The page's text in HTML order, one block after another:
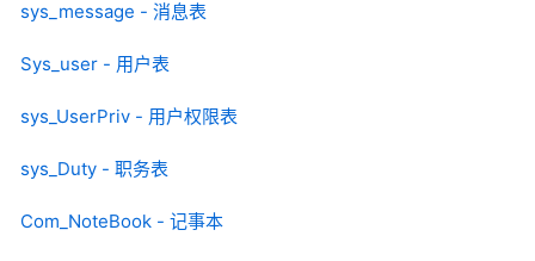
sys_message - 消息表
Sys_user - 用户表
sys_UserPriv - 用户权限表
sys_Duty - 职务表
Com_NoteBook - 记事本